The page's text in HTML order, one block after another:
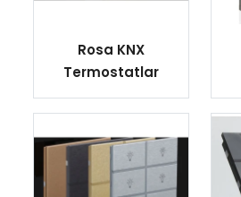
Rosa KNX
Termostatlar